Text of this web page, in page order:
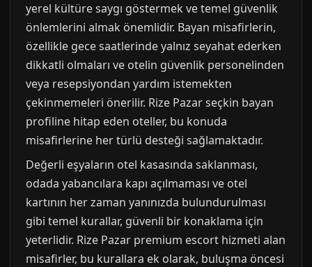
yerel kültüre saygı göstermek ve temel güvenlik
önlemlerini almak önemlidir. Bayan misafirlerin,
özellikle gece saatlerinde yalnız seyahat ederken
dikkatli olmaları ve otelin güvenlik personelinden
veya resepsiyondan yardım istemekten
çekinmemeleri önerilir. Rize Pazar seçkin bayan
profiline hitap eden oteller, bu konuda
misafirlerine her türlü desteği sağlamaktadır.
Değerli eşyaların otel kasasında saklanması,
odada yabancılara kapı açılmaması ve otel
kartının her zaman yanınızda bulundurulması
gibi temel kurallar, güvenli bir konaklama için
yeterlidir. Rize Pazar premium escort hizmeti alan
misafirler, bu kurallara ek olarak, buluşma öncesi